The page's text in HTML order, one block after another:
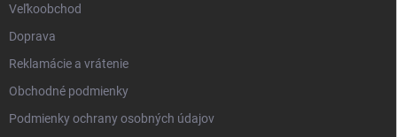
Veľkoobchod
Doprava
Reklamácie a vrátenie
Obchodné podmienky
Podmienky ochrany osobných údajov